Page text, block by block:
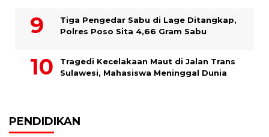
Tiga Pengedar Sabu di Lage Ditangkap,
Polres Poso Sita 4,66 Gram Sabu
Tragedi Kecelakaan Maut di Jalan Trans
Sulawesi, Mahasiswa Meninggal Dunia
PENDIDIKAN